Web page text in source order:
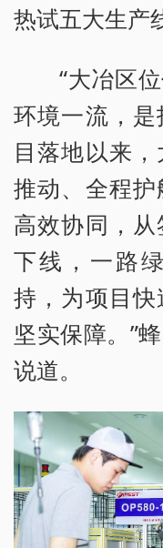
热试五大生产
“大冶区
环境一流，
目落地以来
推动、全程护
高效协同，
下线，一路
持，为项目
坚实保障。”
说道。